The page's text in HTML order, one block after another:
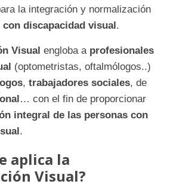
la integración y normalización
con discapacidad visual.
Visual engloba a profesionales
(optometristas, oftalmólogos..)
, trabajadores sociales, de
… con el fin de proporcionar
integral de las personas con
.
aplica la
Visual?